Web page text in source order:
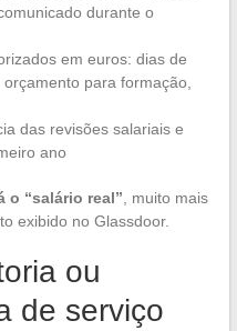
durante o
em euros: dias de
para formação,
das revisões salariais e
ano
o “salário real”, muito mais
exibido no Glassdoor.
ou
de serviço